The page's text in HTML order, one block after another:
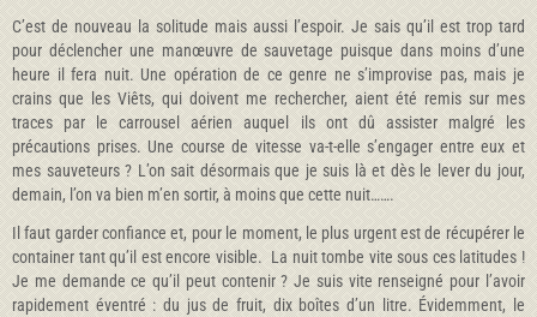
C’est de nouveau la solitude mais aussi l’espoir. Je sais qu’il est trop tard
pour déclencher une manœuvre de sauvetage puisque dans moins d’une
heure il fera nuit. Une opération de ce genre ne s’improvise pas, mais je
crains que les Viêts, qui doivent me rechercher, aient été remis sur mes
traces par le carrousel aérien auquel ils ont dû assister malgré les
précautions prises. Une course de vitesse va-t-elle s’engager entre eux et
mes sauveteurs ? L’on sait désormais que je suis là et dès le lever du jour,
demain, l’on va bien m’en sortir, à moins que cette nuit…….
Il faut garder confiance et, pour le moment, le plus urgent est de récupérer le
container tant qu’il est encore visible. La nuit tombe vite sous ces latitudes !
Je me demande ce qu’il peut contenir ? Je suis vite renseigné pour l’avoir
rapidement éventré : du jus de fruit, dix boîtes d’un litre. Évidemment, le